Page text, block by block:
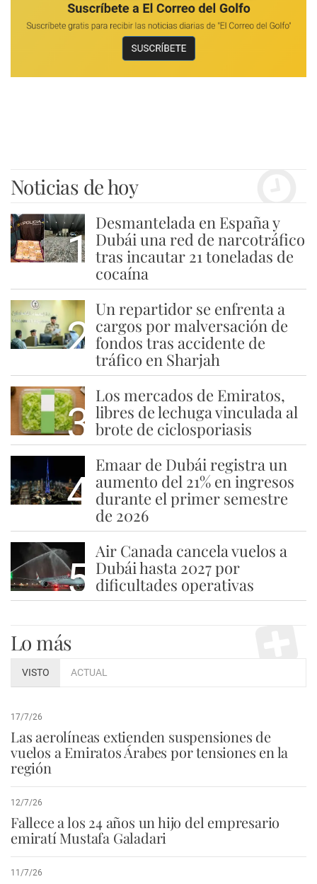
Noticias de hoy
1
Desmantelada en España y
Dubái una red de narcotráfico
tras incautar 21 toneladas de
cocaína
2
Un repartidor se enfrenta a
cargos por malversación de
fondos tras accidente de
tráfico en Sharjah
3
Los mercados de Emiratos,
libres de lechuga vinculada al
brote de ciclosporiasis
4
Emaar de Dubái registra un
aumento del 21% en ingresos
durante el primer semestre
de 2026
5
Air Canada cancela vuelos a
Dubái hasta 2027 por
dificultades operativas
Lo más
VISTO ACTUAL
17/7/26
Las aerolíneas extienden suspensiones de
vuelos a Emiratos Árabes por tensiones en la
región
12/7/26
Fallece a los 24 años un hijo del empresario
emiratí Mustafa Galadari
11/7/26